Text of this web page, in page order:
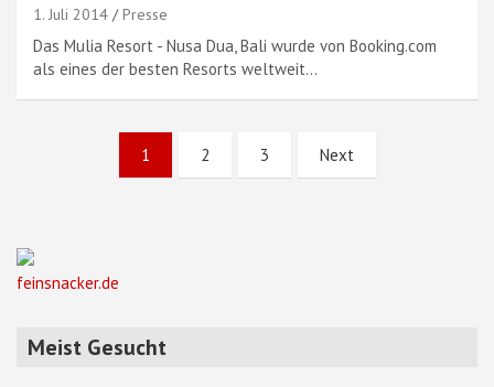
1. Juli 2014 Presse
Das Mulia Resort - Nusa Dua, Bali wurde von Booking.com
als eines der besten Resorts weltweit…
Seitennummerierung
1 2 3 Next
feinsnacker.de
Meist Gesucht